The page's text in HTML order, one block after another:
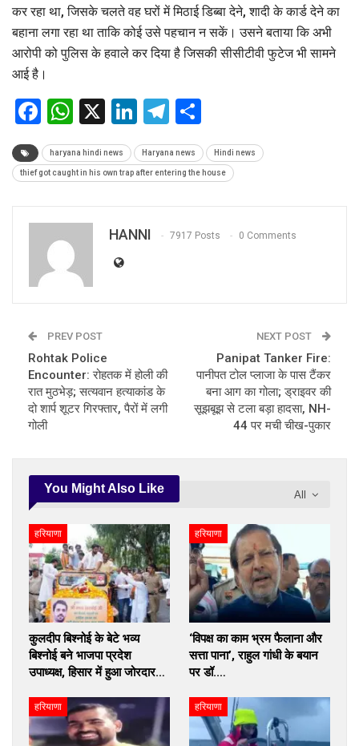
कर रहा था, जिसके चलते वह घरों में मिठाई डिब्बा देने, शादी के कार्ड देने का
बहाना लगा रहा था ताकि कोई उसे पहचान न सकें। उसने बताया कि अभी
आरोपी को पुलिस के हवाले कर दिया है जिसकी सीसीटीवी फुटेज भी सामने
आई है।
Facebook
WhatsApp
X LinkedIn
Telegram
haryana hindi news Haryana news Hindi news
thief got caught in his own trap after entering the house
HANNI 7917 Posts 0 Comments
PREV POST
Rohtak Police
Encounter: रोहतक में होली की
रात मुठभेड़; सत्यवान हत्याकांड के
दो शार्प शूटर गिरफ्तार, पैरों में लगी
गोली
NEXT POST
Panipat Tanker Fire:
पानीपत टोल प्लाजा के पास टैंकर
बना आग का गोला; ड्राइवर की
सूझबूझ से टला बड़ा हादसा, NH-
44 पर मची चीख-पुकार
All
You Might Also Like
हरियाणा
कुलदीप बिश्नोई के बेटे भव्य
बिश्नोई बने भाजपा प्रदेश
उपाध्यक्ष, हिसार में हुआ जोरदार…
हरियाणा
‘विपक्ष का काम भ्रम फैलाना और
सत्ता पाना’, राहुल गांधी के बयान
पर डॉ.…
हरियाणा हरियाणा